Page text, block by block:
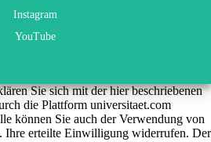
Instagram
YouTube
Sie sich mit der hier beschriebenen
die Plattform universitaet.com
können Sie auch der Verwendung von
Ihre erteilte Einwilligung widerrufen. Der